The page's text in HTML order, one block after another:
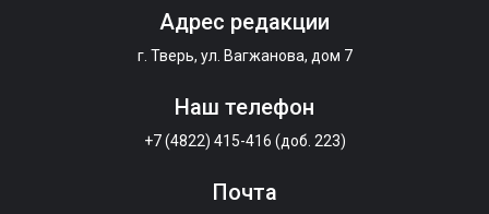
Адрес редакции
г. Тверь, ул. Вагжанова, дом 7
Наш телефон
+7 (4822) 415-416 (доб. 223)
Почта